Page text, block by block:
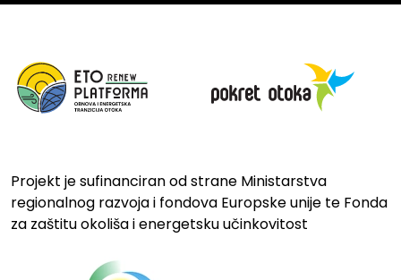
Projekt je sufinanciran od strane Ministarstva
regionalnog razvoja i fondova Europske unije te Fonda
za zaštitu okoliša i energetsku učinkovitost